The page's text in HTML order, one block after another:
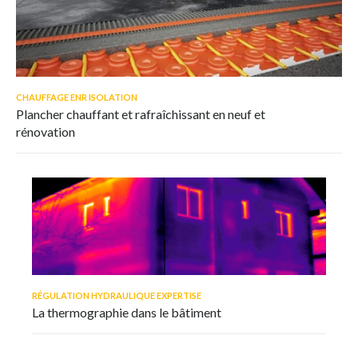
CHAUFFAGE ENR ISOLATION
Plancher chauffant et rafraîchissant en neuf et
rénovation
RÉGULATION HYDRAULIQUE EXPERTISE
La thermographie dans le bâtiment